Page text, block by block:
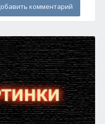
комментарий